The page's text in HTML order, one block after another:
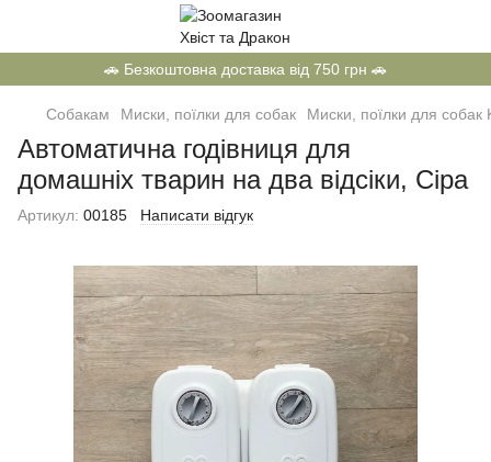
🚗 Безкоштовна доставка від 750 грн 🚗
Собакам Миски, поїлки для собак Миски, поїлки для собак
Автоматична годівниця для
домашніх тварин на два відсіки, Сіра
Артикул: 00185 Написати відгук